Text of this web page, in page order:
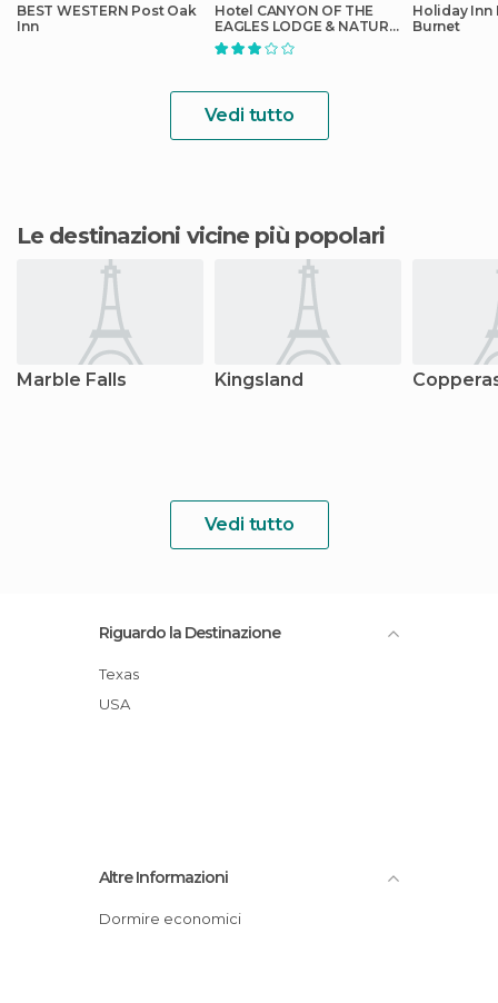
BEST WESTERN Post Oak
Inn
Hotel CANYON OF THE
EAGLES LODGE & NATURE
CENTER
Holiday Inn
Burnet
Vedi tutto
Le destinazioni vicine più popolari
Marble Falls Kingsland
Vedi tutto
Riguardo la Destinazione
Texas
USA
Altre Informazioni
Dormire economici